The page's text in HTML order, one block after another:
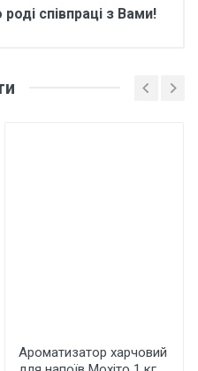
співпраці з Вами!
– брюле
відсутні.
Ароматизатор харчовий